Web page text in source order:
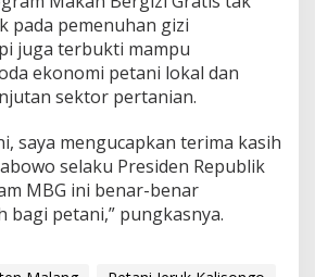
pada pemenuhan gizi
juga terbukti mampu
ekonomi petani lokal dan
sektor pertanian.
saya mengucapkan terima kasih
selaku Presiden Republik
MBG ini benar-benar
bagi petani,” pungkasnya.